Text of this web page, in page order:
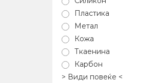
Пластика
Метал
Кожа
Ткаенина
Карбон
> Види повеќе <